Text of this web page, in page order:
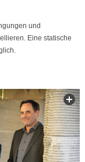
und
Eine statische